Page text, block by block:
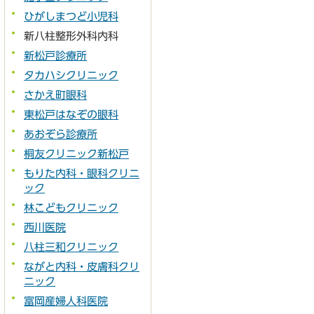
ひがしまつど小児科
新八柱整形外科内科
新松戸診療所
タカハシクリニック
さかえ町眼科
東松戸はなぞの眼科
あおぞら診療所
桐友クリニック新松戸
もりた内科・眼科クリニ
ック
林こどもクリニック
西川医院
八柱三和クリニック
ながと内科・皮膚科クリ
ニック
富岡産婦人科医院